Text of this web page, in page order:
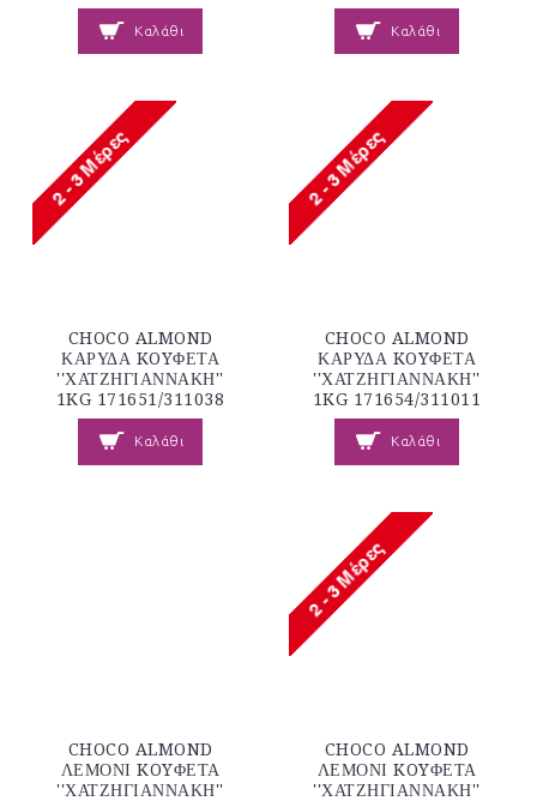
Καλάθι Καλάθι
CHOCO ALMOND
ΚΑΡΥΔΑ KOYΦΕΤΑ
''ΧΑΤΖΗΓΙΑΝΝΑΚΗ''
1KG 171651/311038
Καλάθι
CHOCO ALMOND
ΚΑΡΥΔΑ KOYΦΕΤΑ
''ΧΑΤΖΗΓΙΑΝΝΑΚΗ''
1KG 171654/311011
Καλάθι
CHOCO ALMOND
ΛΕΜΟΝΙ KOYΦΕΤΑ
''ΧΑΤΖΗΓΙΑΝΝΑΚΗ''
CHOCO ALMOND
ΛΕΜΟΝΙ KOYΦΕΤΑ
''ΧΑΤΖΗΓΙΑΝΝΑΚΗ''